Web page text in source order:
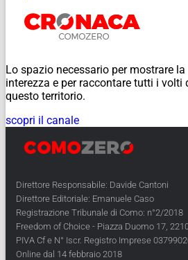
Lo spazio necessario per mostrare
interezza e per raccontare tutti i volti
questo territorio.
scopri il canale
Direttore Responsabile: Davide Cantoni
Direttore Editoriale: Emanuele Caso
Registrazione Tribunale di Como: n°2/2018
Freedom of Choice - Piazza Duomo 17,
PIVA Cf e N° Iscr. Registro Imprese
Online dal 14 febbraio 2018